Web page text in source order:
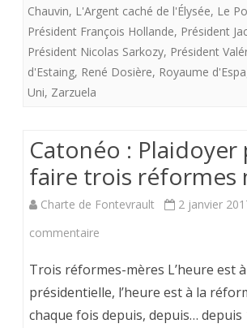
mythe
du
coût
la
monarchie.
Chauvin, L'Argent caché de l'Élysée, Le
Président François Hollande, Président
Président Nicolas Sarkozy, Président
d'Estaing, René Dosière, Royaume
Uni, Zarzuela
Catonéo : Plaidoyer
faire trois réformes
Charte de Fontevrault 2 janvier
commentaire
:
Plaidoyer
Trois réformes-mères L’heure est
présidentielle, l’heure est à la
chaque fois depuis, depuis… depuis